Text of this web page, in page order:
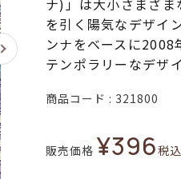
ナ)」は大小さまざま
を引く陽気なデザイ
ンナをベースに2008
テンポラリーなデザ
商品コード 321800
販売価格 ¥396税込